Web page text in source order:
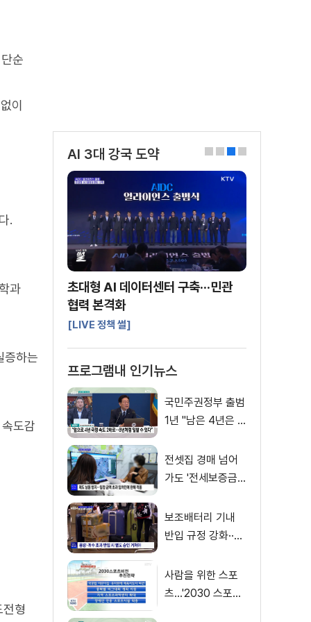
순
이
.
과
증하는
도감
형
AI 3대 강국 도약 0
1
2
3
초대형 AI 데이터센터 구축···민관
협력 본격화
[LIVE 정책 썰]
프로그램내 인기뉴스
국민주권정부 출범
1년 "남은 4년은 8
전셋집 경매 넘어
가도 '전세보증금'
보조배터리 기내
반입 규정 강화··
사람을 위한 스포
츠…'2030 스포츠